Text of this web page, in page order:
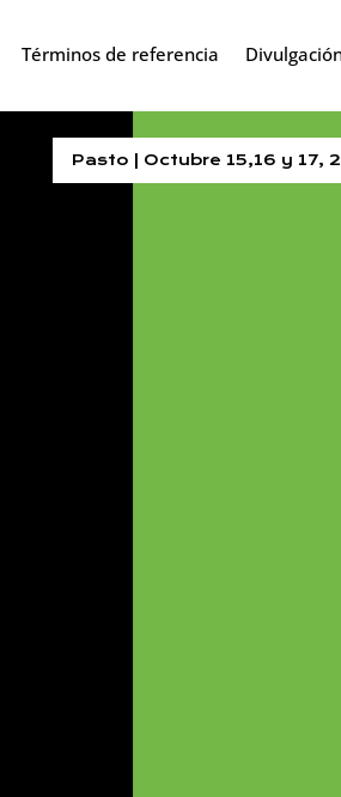
Términos de referencia
Pasto | Octubre 15,16 y 17,